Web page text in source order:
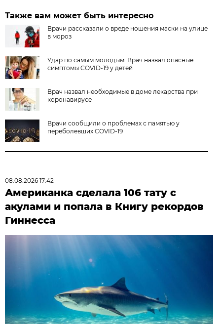
Также вам может быть интересно
Врачи рассказали о вреде ношения маски на улице
в мороз
Удар по самым молодым. Врач назвал опасные
симптомы COVID-19 у детей
Врач назвал необходимые в доме лекарства при
коронавирусе
Врачи сообщили о проблемах с памятью у
переболевших COVID-19
08.08.2026 17:42
Американка сделала 106 тату с
акулами и попала в Книгу рекордов
Гиннесса